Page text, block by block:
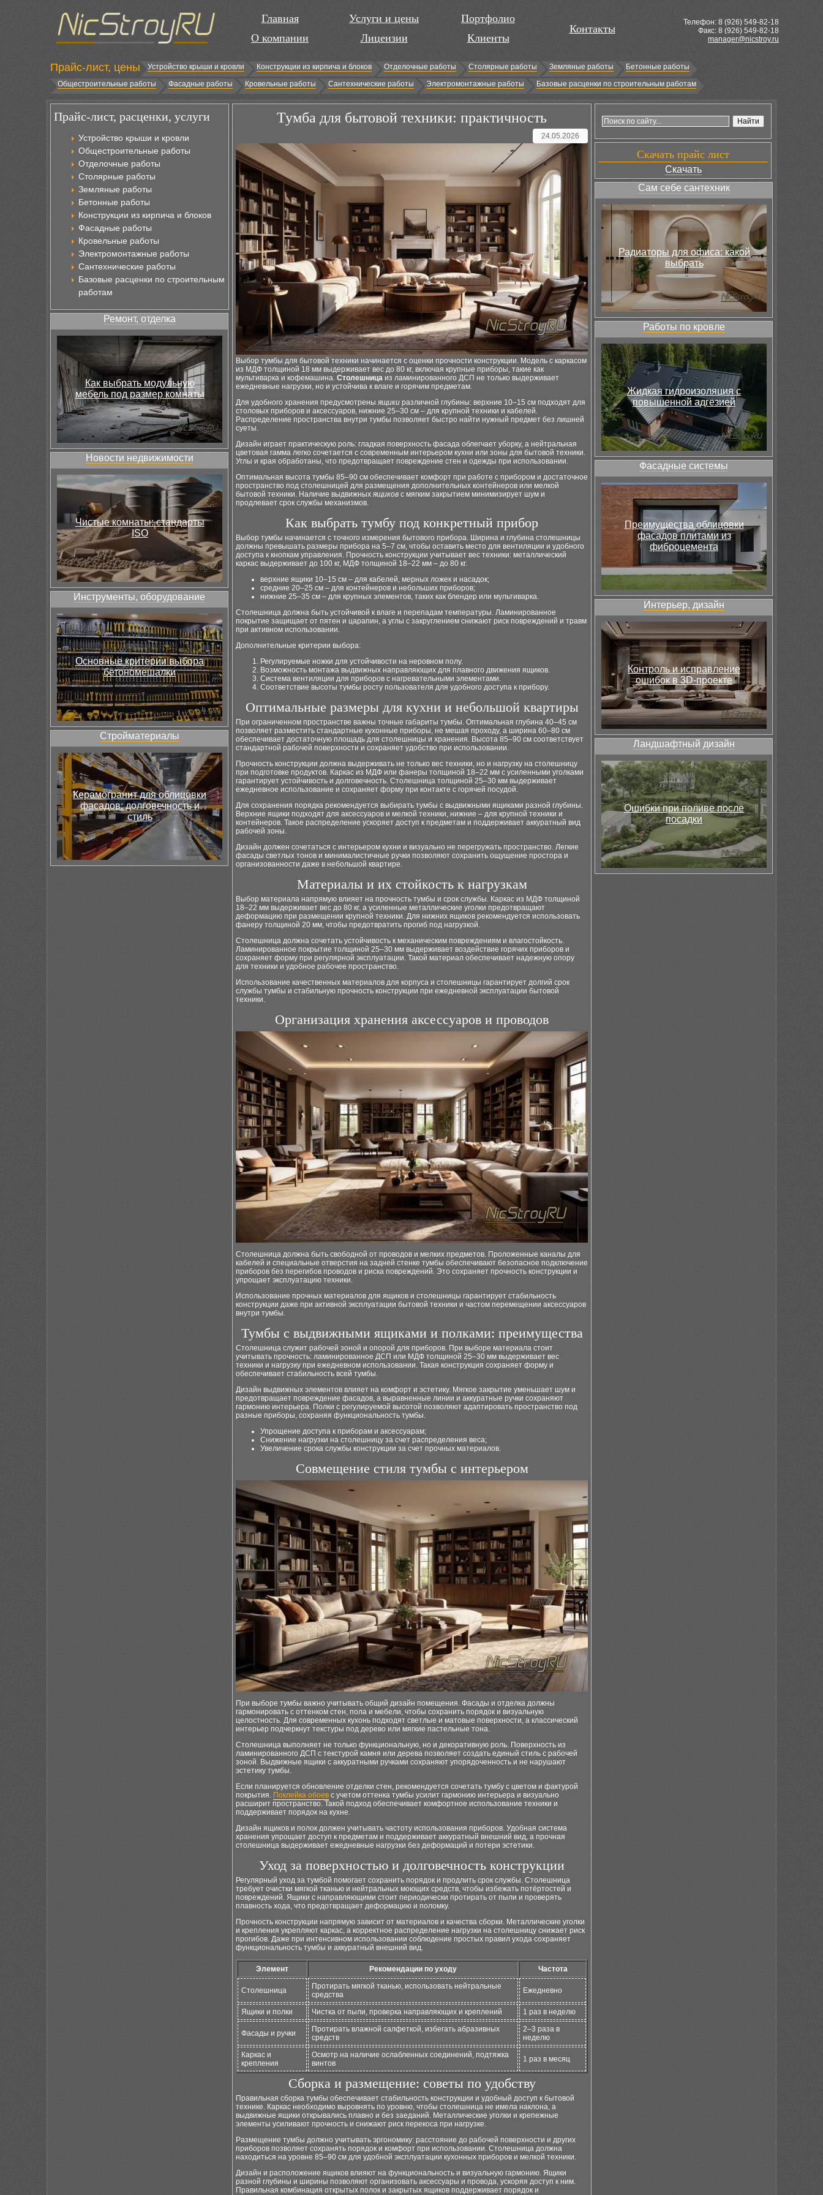
Главная
О компании
Услуги и цены
Лицензии
Портфолио
Клиенты
Контакты
Телефон: 8 (926) 549-82-18
Факс: 8 (926) 549-82-18
manager@nicstroy.ru
Прайс-лист, цены Устройство крыши и кровли Конструкции из кирпича и блоков Отделочные работы Столярные работы Земляные работы
Бетонные работы
Общестроительные работы
Фасадные работы Кровельные работы Сантехнические работы Электромонтажные работы Базовые расценки по строительным работам
Прайс-лист, расценки, услуги
Устройство крыши и кровли
Общестроительные работы
Отделочные работы
Столярные работы
Земляные работы
Бетонные работы
Конструкции из кирпича и блоков
Фасадные работы
Кровельные работы
Электромонтажные работы
Сантехнические работы
Базовые расценки по строительным
работам
Ремонт, отделка
Как выбрать модульную
мебель под размер комнаты
Новости недвижимости
Чистые комнаты: стандарты
ISO
Инструменты, оборудование
Основные критерии выбора
бетономешалки
Стройматериалы
Керамогранит для облицовки
фасадов: долговечность и
стиль
Тумба для бытовой техники: практичность
24.05.2026
Выбор тумбы для бытовой техники начинается с оценки прочности конструкции. Модель с каркасом
из МДФ толщиной 18 мм выдерживает вес до 80 кг, включая крупные приборы, такие как
мультиварка и кофемашина. Столешница из ламинированного ДСП не только выдерживает
ежедневные нагрузки, но и устойчива к влаге и горячим предметам.
Для удобного хранения предусмотрены ящики различной глубины: верхние 10–15 см подходят для
столовых приборов и аксессуаров, нижние 25–30 см – для крупной техники и кабелей.
Распределение пространства внутри тумбы позволяет быстро найти нужный предмет без лишней
суеты.
Дизайн играет практическую роль: гладкая поверхность фасада облегчает уборку, а нейтральная
цветовая гамма легко сочетается с современным интерьером кухни или зоны для бытовой техники.
Углы и края обработаны, что предотвращает повреждение стен и одежды при использовании.
Оптимальная высота тумбы 85–90 см обеспечивает комфорт при работе с прибором и достаточное
пространство под столешницей для размещения дополнительных контейнеров или мелкой
бытовой техники. Наличие выдвижных ящиков с мягким закрытием минимизирует шум и
продлевает срок службы механизмов.
Как выбрать тумбу под конкретный прибор
Выбор тумбы начинается с точного измерения бытового прибора. Ширина и глубина столешницы
должны превышать размеры прибора на 5–7 см, чтобы оставить место для вентиляции и удобного
доступа к кнопкам управления. Прочность конструкции учитывает вес техники: металлический
каркас выдерживает до 100 кг, МДФ толщиной 18–22 мм – до 80 кг.
верхние ящики 10–15 см – для кабелей, мерных ложек и насадок;
средние 20–25 см – для контейнеров и небольших приборов;
нижние 25–35 см – для крупных элементов, таких как блендер или мультиварка.
Столешница должна быть устойчивой к влаге и перепадам температуры. Ламинированное
покрытие защищает от пятен и царапин, а углы с закруглением снижают риск повреждений и травм
при активном использовании.
Дополнительные критерии выбора:
Регулируемые ножки для устойчивости на неровном полу.
Возможность монтажа выдвижных направляющих для плавного движения ящиков.
Система вентиляции для приборов с нагревательными элементами.
Соответствие высоты тумбы росту пользователя для удобного доступа к прибору.
Оптимальные размеры для кухни и небольшой квартиры
При ограниченном пространстве важны точные габариты тумбы. Оптимальная глубина 40–45 см
позволяет разместить стандартные кухонные приборы, не мешая проходу, а ширина 60–80 см
обеспечивает достаточную площадь для столешницы и хранения. Высота 85–90 см соответствует
стандартной рабочей поверхности и сохраняет удобство при использовании.
Прочность конструкции должна выдерживать не только вес техники, но и нагрузку на столешницу
при подготовке продуктов. Каркас из МДФ или фанеры толщиной 18–22 мм с усиленными уголками
гарантирует устойчивость и долговечность. Столешница толщиной 25–30 мм выдерживает
ежедневное использование и сохраняет форму при контакте с горячей посудой.
Для сохранения порядка рекомендуется выбирать тумбы с выдвижными ящиками разной глубины.
Верхние ящики подходят для аксессуаров и мелкой техники, нижние – для крупной техники и
контейнеров. Такое распределение ускоряет доступ к предметам и поддерживает аккуратный вид
рабочей зоны.
Дизайн должен сочетаться с интерьером кухни и визуально не перегружать пространство. Легкие
фасады светлых тонов и минималистичные ручки позволяют сохранить ощущение простора и
организованности даже в небольшой квартире.
Материалы и их стойкость к нагрузкам
Выбор материала напрямую влияет на прочность тумбы и срок службы. Каркас из МДФ толщиной
18–22 мм выдерживает вес до 80 кг, а усиленные металлические уголки предотвращают
деформацию при размещении крупной техники. Для нижних ящиков рекомендуется использовать
фанеру толщиной 20 мм, чтобы предотвратить прогиб под нагрузкой.
Столешница должна сочетать устойчивость к механическим повреждениям и влагостойкость.
Ламинированное покрытие толщиной 25–30 мм выдерживает воздействие горячих приборов и
сохраняет форму при регулярной эксплуатации. Такой материал обеспечивает надежную опору
для техники и удобное рабочее пространство.
Использование качественных материалов для корпуса и столешницы гарантирует долгий срок
службы тумбы и стабильную прочность конструкции при ежедневной эксплуатации бытовой
техники.
Организация хранения аксессуаров и проводов
Столешница должна быть свободной от проводов и мелких предметов. Проложенные каналы для
кабелей и специальные отверстия на задней стенке тумбы обеспечивают безопасное подключение
приборов без перегибов проводов и риска повреждений. Это сохраняет прочность конструкции и
упрощает эксплуатацию техники.
Использование прочных материалов для ящиков и столешницы гарантирует стабильность
конструкции даже при активной эксплуатации бытовой техники и частом перемещении аксессуаров
внутри тумбы.
Тумбы с выдвижными ящиками и полками: преимущества
Столешница служит рабочей зоной и опорой для приборов. При выборе материала стоит
учитывать прочность: ламинированное ДСП или МДФ толщиной 25–30 мм выдерживает вес
техники и нагрузку при ежедневном использовании. Такая конструкция сохраняет форму и
обеспечивает стабильность всей тумбы.
Дизайн выдвижных элементов влияет на комфорт и эстетику. Мягкое закрытие уменьшает шум и
предотвращает повреждение фасадов, а выравненные линии и аккуратные ручки сохраняют
гармонию интерьера. Полки с регулируемой высотой позволяют адаптировать пространство под
разные приборы, сохраняя функциональность тумбы.
Упрощение доступа к приборам и аксессуарам;
Снижение нагрузки на столешницу за счет распределения веса;
Увеличение срока службы конструкции за счет прочных материалов.
Совмещение стиля тумбы с интерьером
При выборе тумбы важно учитывать общий дизайн помещения. Фасады и отделка должны
гармонировать с оттенком стен, пола и мебели, чтобы сохранить порядок и визуальную
целостность. Для современных кухонь подходят светлые и матовые поверхности, а классический
интерьер подчеркнут текстуры под дерево или мягкие пастельные тона.
Столешница выполняет не только функциональную, но и декоративную роль. Поверхность из
ламинированного ДСП с текстурой камня или дерева позволяет создать единый стиль с рабочей
зоной. Выдвижные ящики с аккуратными ручками сохраняют упорядоченность и не нарушают
эстетику тумбы.
Если планируется обновление отделки стен, рекомендуется сочетать тумбу с цветом и фактурой
покрытия. Поклейка обоев с учетом оттенка тумбы усилит гармонию интерьера и визуально
расширит пространство. Такой подход обеспечивает комфортное использование техники и
поддерживает порядок на кухне.
Дизайн ящиков и полок должен учитывать частоту использования приборов. Удобная система
хранения упрощает доступ к предметам и поддерживает аккуратный внешний вид, а прочная
столешница выдерживает ежедневные нагрузки без деформаций и потери эстетики.
Уход за поверхностью и долговечность конструкции
Регулярный уход за тумбой помогает сохранить порядок и продлить срок службы. Столешница
требует очистки мягкой тканью и нейтральных моющих средств, чтобы избежать потёртостей и
повреждений. Ящики с направляющими стоит периодически протирать от пыли и проверять
плавность хода, что предотвращает деформацию и поломку.
Прочность конструкции напрямую зависит от материалов и качества сборки. Металлические уголки
и крепления укрепляют каркас, а корректное распределение нагрузки на столешницу снижает риск
прогибов. Даже при интенсивном использовании соблюдение простых правил ухода сохраняет
функциональность тумбы и аккуратный внешний вид.
Элемент Рекомендации по уходу Частота
Столешница
Протирать мягкой тканью, использовать нейтральные
средства
Ежедневно
Ящики и полки Чистка от пыли, проверка направляющих и креплений 1 раз в неделю
Фасады и ручки
Протирать влажной салфеткой, избегать абразивных
средств
2–3 раза в
неделю
Каркас и
крепления
Осмотр на наличие ослабленных соединений, подтяжка
винтов
1 раз в месяц
Сборка и размещение: советы по удобству
Правильная сборка тумбы обеспечивает стабильность конструкции и удобный доступ к бытовой
технике. Каркас необходимо выровнять по уровню, чтобы столешница не имела наклона, а
выдвижные ящики открывались плавно и без заеданий. Металлические уголки и крепежные
элементы усиливают прочность и снижают риск перекоса при нагрузке.
Размещение тумбы должно учитывать эргономику: расстояние до рабочей поверхности и других
приборов позволяет сохранять порядок и комфорт при использовании. Столешница должна
находиться на уровне 85–90 см для удобной эксплуатации кухонных приборов и мелкой техники.
Дизайн и расположение ящиков влияют на функциональность и визуальную гармонию. Ящики
разной глубины и ширины позволяют организовать аксессуары и провода, ускоряя доступ к ним.
Правильная комбинация открытых полок и закрытых ящиков поддерживает порядок и
Скачать прайс лист
Скачать
Сам себе сантехник
Радиаторы для офиса: какой
выбрать
Работы по кровле
Жидкая гидроизоляция с
повышенной адгезией
Фасадные системы
Преимущества облицовки
фасадов плитами из
фиброцемента
Интерьер, дизайн
Контроль и исправление
ошибок в 3D-проекте
Ландшафтный дизайн
Ошибки при поливе после
посадки